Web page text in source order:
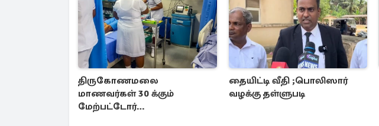
திருகோணமலை
மாணவர்கள் 30 க்கும்
மேற்பட்டோர்
தையிட்டி வீதி ;பொலிஸார்
வழக்கு தள்ளுபடி